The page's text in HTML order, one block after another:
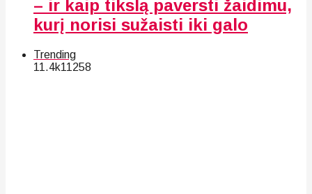
– ir kaip tikslą paversti žaidimu,
kurį norisi sužaisti iki galo
Trending
11.4k11258